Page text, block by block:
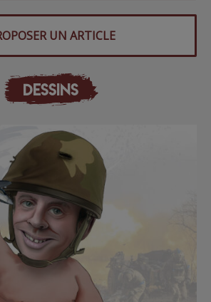
UN ARTICLE
DESSINS